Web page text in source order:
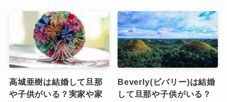
高城亜樹は結婚して旦那
や子供がいる？実家や家
Beverly(ビバリー)は結婚
して旦那や子供がいる？